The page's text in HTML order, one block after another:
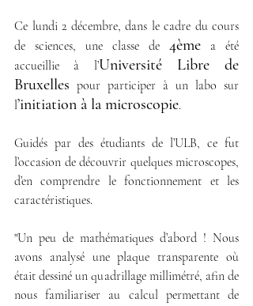
Ce lundi 2 décembre, dans le cadre du cours
de sciences, une classe de 4ème a été
accueillie à l’Université Libre de
Bruxelles pour participer à un labo sur
l’initiation à la microscopie.
Guidés par des étudiants de l’ULB, ce fut
l’occasion de découvrir quelques microscopes,
d’en comprendre le fonctionnement et les
caractéristiques.
"Un peu de mathématiques d’abord ! Nous
avons analysé une plaque transparente où
était dessiné un quadrillage millimétré, afin de
nous familiariser au calcul permettant de